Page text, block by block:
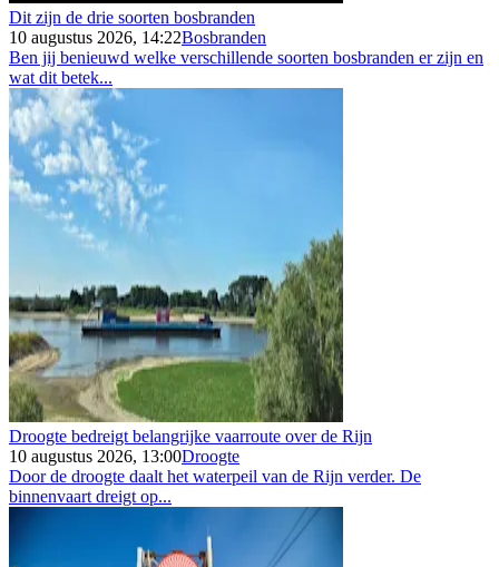
Dit zijn de drie soorten bosbranden
10 augustus 2026, 14:22Bosbranden
Ben jij benieuwd welke verschillende soorten bosbranden er zijn en
wat dit betek...
Droogte bedreigt belangrijke vaarroute over de Rijn
10 augustus 2026, 13:00Droogte
Door de droogte daalt het waterpeil van de Rijn verder. De
binnenvaart dreigt op...